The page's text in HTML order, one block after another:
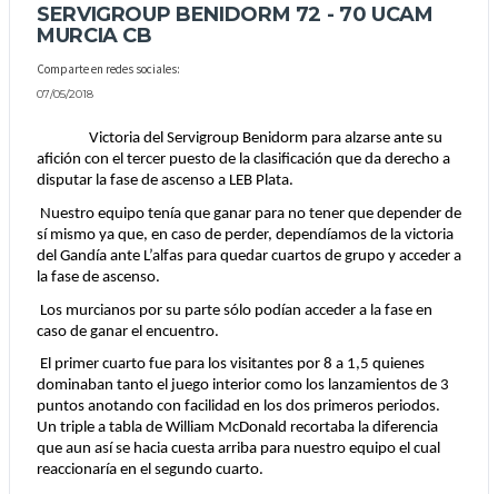
SERVIGROUP BENIDORM 72 - 70 UCAM
MURCIA CB
Comparte en redes sociales:
07/05/2018
Victoria del Servigroup Benidorm para alzarse ante su
afición con el tercer puesto de la clasificación que da derecho a
disputar la fase de ascenso a LEB Plata.
Nuestro equipo tenía que ganar para no tener que depender de
sí mismo ya que, en caso de perder, dependíamos de la victoria
del Gandía ante L’alfas para quedar cuartos de grupo y acceder a
la fase de ascenso.
Los murcianos por su parte sólo podían acceder a la fase en
caso de ganar el encuentro.
El primer cuarto fue para los visitantes por 8 a 1,5 quienes
dominaban tanto el juego interior como los lanzamientos de 3
puntos anotando con facilidad en los dos primeros periodos.
Un triple a tabla de William McDonald recortaba la diferencia
que aun así se hacia cuesta arriba para nuestro equipo el cual
reaccionaría en el segundo cuarto.